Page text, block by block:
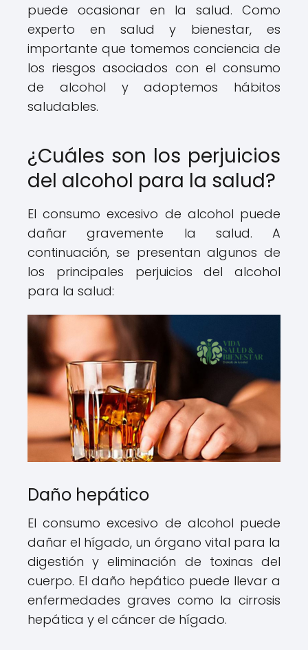
puede ocasionar en la salud. Como
experto en salud y bienestar, es
importante que tomemos conciencia de
los riesgos asociados con el consumo
de alcohol y adoptemos hábitos
saludables.
¿Cuáles son los perjuicios
del alcohol para la salud?
El consumo excesivo de alcohol puede
dañar gravemente la salud. A
continuación, se presentan algunos de
los principales perjuicios del alcohol
para la salud:
Daño hepático
El consumo excesivo de alcohol puede
dañar el hígado, un órgano vital para la
digestión y eliminación de toxinas del
cuerpo. El daño hepático puede llevar a
enfermedades graves como la cirrosis
hepática y el cáncer de hígado.